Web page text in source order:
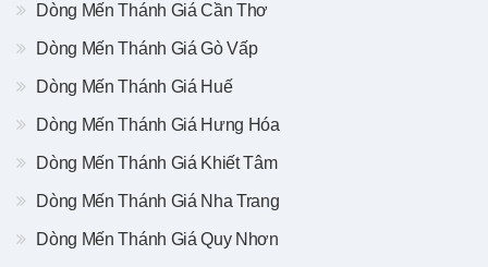
Dòng Mến Thánh Giá Cần Thơ
Dòng Mến Thánh Giá Gò Vấp
Dòng Mến Thánh Giá Huế
Dòng Mến Thánh Giá Hưng Hóa
Dòng Mến Thánh Giá Khiết Tâm
Dòng Mến Thánh Giá Nha Trang
Dòng Mến Thánh Giá Quy Nhơn